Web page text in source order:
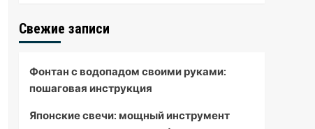
Свежие записи
Фонтан с водопадом своими руками:
пошаговая инструкция
Японские свечи: мощный инструмент